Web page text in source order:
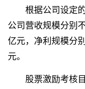
根据公司设定
公司营收规模分别
亿元，净利规模分
元。
股票激励考核